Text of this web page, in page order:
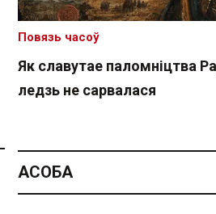
Спасылка без VPN
Як славутае паломніцтва
ледзь не сарвалася
Повязь часоў
АСОБА